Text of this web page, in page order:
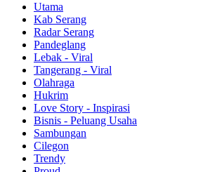
Utama
Kab Serang
Radar Serang
Pandeglang
Lebak - Viral
Tangerang - Viral
Olahraga
Hukrim
Love Story - Inspirasi
Bisnis - Peluang Usaha
Sambungan
Cilegon
Trendy